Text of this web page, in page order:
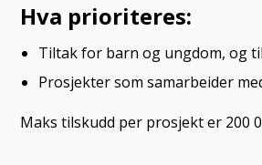
Hva prioriteres:
Tiltak for barn og ungdom, og
Prosjekter som samarbeider
Maks tilskudd per prosjekt er 200